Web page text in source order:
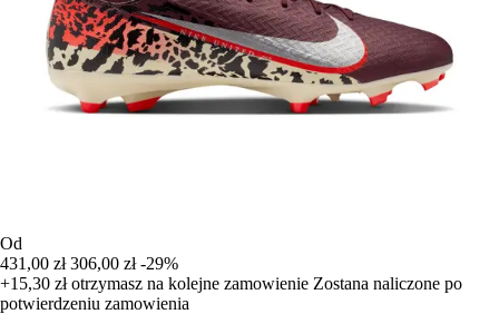
Od
431,00 zł 306,00 zł -29%
+15,30 złotrzymasz na kolejne zamowienie Zostana naliczone po
potwierdzeniu zamowienia